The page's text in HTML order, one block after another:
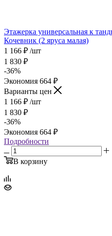
Этажерка универсальная к
Кочевник (2 яруса малая)
1 166 ₽ /шт
1 830 ₽
-36%
Экономия 664 ₽
Варианты цен
1 166 ₽ /шт
1 830 ₽
-36%
Экономия 664 ₽
Подробности
В корзину